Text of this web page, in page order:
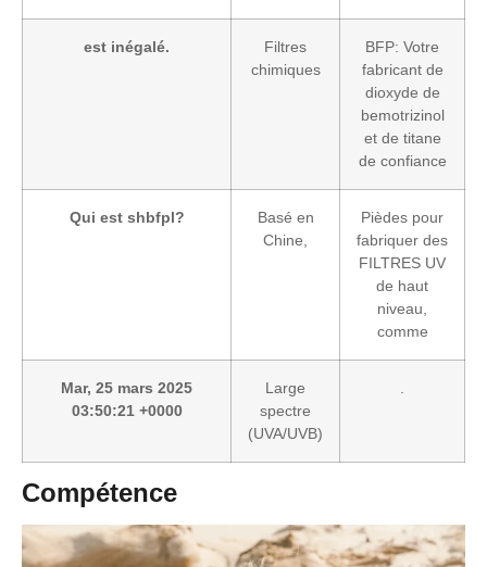
est inégalé.
Filtres
chimiques
BFP: Votre
fabricant de
dioxyde de
bemotrizinol
et de titane
de confiance
Qui est shbfpl?
Basé en
Chine,
Pièdes pour
fabriquer des
FILTRES UV
de haut
niveau,
comme
Mar, 25 mars 2025
03:50:21 +0000
Large
spectre
(UVA/UVB)
Compétence